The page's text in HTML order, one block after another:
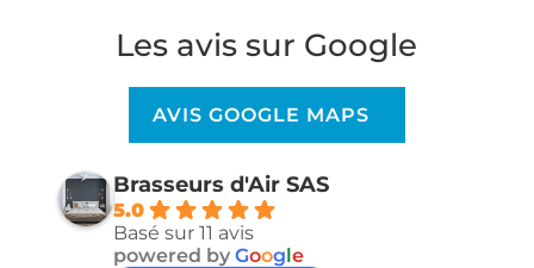
Les avis sur Google
AVIS GOOGLE MAPS
Brasseurs d'Air SAS
5.0
Basé sur 11 avis
powered by Google